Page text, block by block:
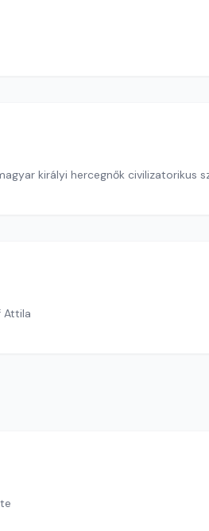
királyi hercegnők civilizatorikus
Attila